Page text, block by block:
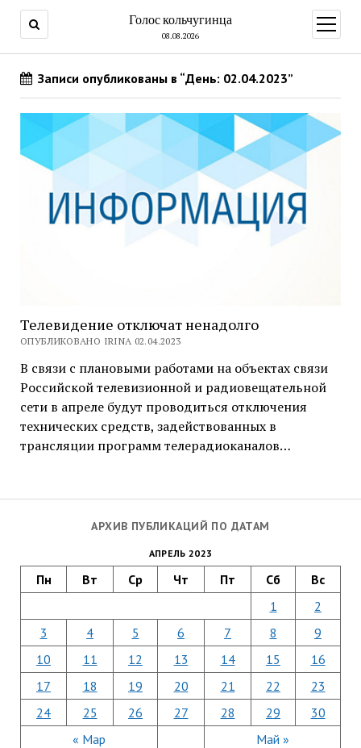
Голос кольчугинца
08.08.2026
меню
АРХИВ ПУБЛИКАЦИЙ ПО ДАТАМ
АПРЕЛЬ 2023
Пн Вт Ср Чт Пт Сб Вс
« Мар Май »
1
2
3
4 5 6 7 8
9
10
11 12 13 14 15
16
17
18 19 20 21 22
23
24
25 26 27 28 29 30
Записи опубликованы в “День: 02.04.2023”
Телевидение отключат ненадолго
ОПУБЛИКОВАНО IRINA 02.04.2023
В связи с плановыми работами на объектах связи
Российской телевизионной и радиовещательной
сети в апреле будут проводиться отключения
технических средств, задействованных в
трансляции программ телерадиоканалов…